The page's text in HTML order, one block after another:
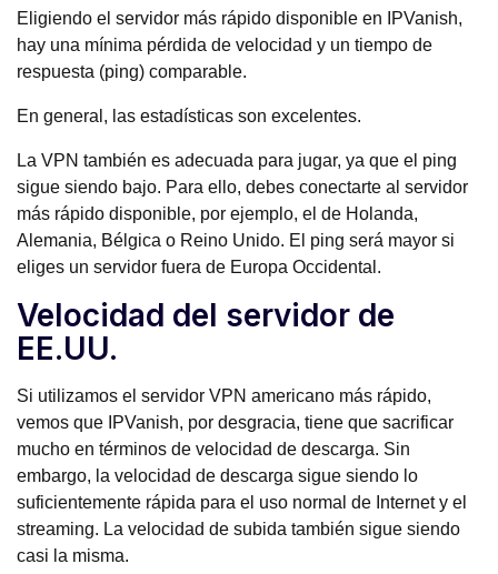
Eligiendo el servidor más rápido disponible en IPVanish,
hay una mínima pérdida de velocidad y un tiempo de
respuesta (ping) comparable.
En general, las estadísticas son excelentes.
La VPN también es adecuada para jugar, ya que el ping
sigue siendo bajo. Para ello, debes conectarte al servidor
más rápido disponible, por ejemplo, el de Holanda,
Alemania, Bélgica o Reino Unido. El ping será mayor si
eliges un servidor fuera de Europa Occidental.
Velocidad del servidor de
EE.UU.
Si utilizamos el servidor VPN americano más rápido,
vemos que IPVanish, por desgracia, tiene que sacrificar
mucho en términos de velocidad de descarga. Sin
embargo, la velocidad de descarga sigue siendo lo
suficientemente rápida para el uso normal de Internet y el
streaming. La velocidad de subida también sigue siendo
casi la misma.